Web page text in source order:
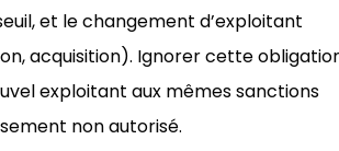
et le changement d’exploitant
acquisition). Ignorer cette
exploitant aux mêmes sanctions
non autorisé.